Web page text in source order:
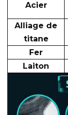
Acier
Alliage de
titane
Fer
Laiton